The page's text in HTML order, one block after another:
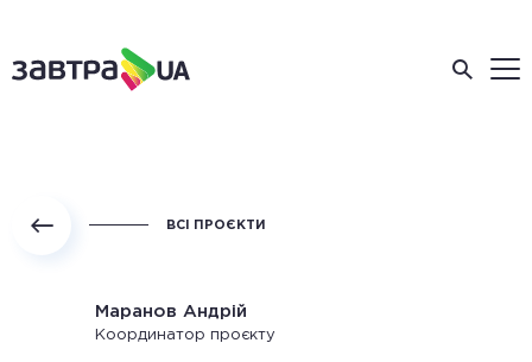
ВСІ ПРОЄКТИ
Маранов Андрій
Координатор проєкту